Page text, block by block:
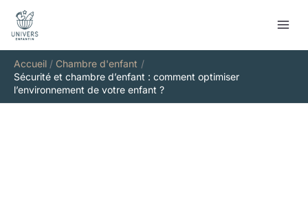
contenu
Accueil
Chambre d'enfant
Sécurité et chambre d’enfant : comment optimiser
l’environnement de votre enfant ?
Rechercher